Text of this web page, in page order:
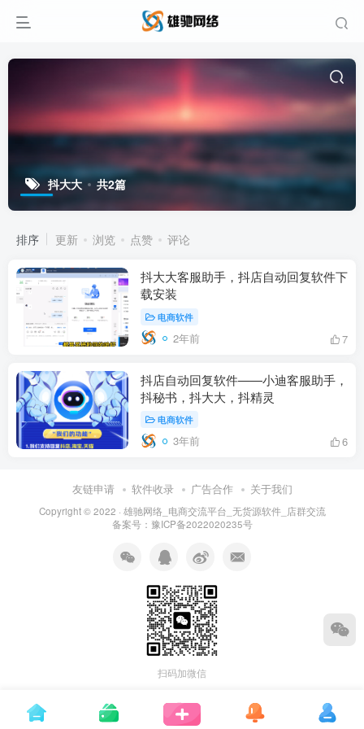
抖大大 共2篇
排序 更新 浏览 点赞 评论
抖大大客服助手，抖店自动回复软件下
载安装
电商软件
2年前 7
抖店自动回复软件——小迪客服助手，
抖秘书，抖大大，抖精灵
电商软件
3年前 6
友链申请 软件收录 广告合作 关于我们
Copyright © 2022 · 雄驰网络_电商交流平台_无货源软件_店群交流
备案号： 豫ICP备2022020235号
扫码加微信